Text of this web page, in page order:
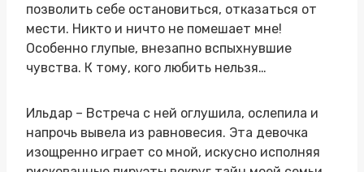
позволить себе остановиться, отказаться от
мести. Никто и ничто не помешает мне!
Особенно глупые, внезапно вспыхнувшие
чувства. К тому, кого любить нельзя…
Ильдар – Встреча с ней оглушила, ослепила и
напрочь вывела из равновесия. Эта девочка
изощренно играет со мной, искусно исполняя